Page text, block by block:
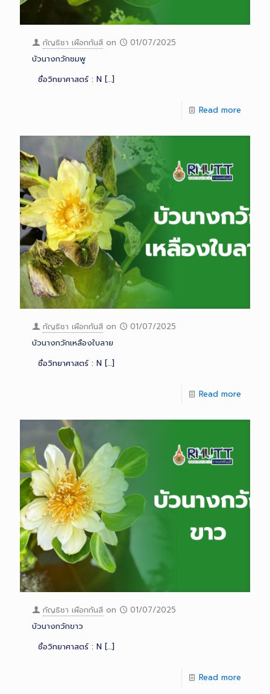
กัญธิชา เผือกกันสี on
01/07/2025
บัวนางกวักชมพู
ชื่อวิทยาศาสตร์ : N […]
Read more
กัญธิชา เผือกกันสี on
01/07/2025
บัวนางกวักเหลืองใบลาย
ชื่อวิทยาศาสตร์ : N […]
Read more
กัญธิชา เผือกกันสี on
01/07/2025
บัวนางกวักขาว
ชื่อวิทยาศาสตร์ : N […]
Read more